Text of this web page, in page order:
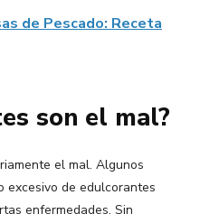
de Pescado: Receta
son el mal?
el mal. Algunos
excesivo de edulcorantes
enfermedades. Sin